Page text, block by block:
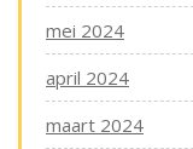
mei 2024
april 2024
maart 2024